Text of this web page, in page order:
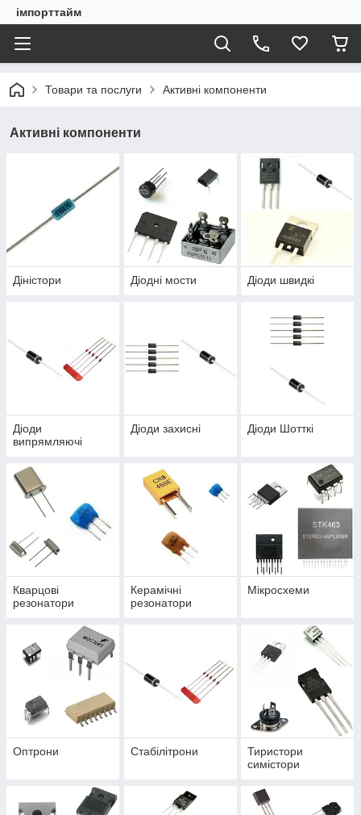
імпорттайм
Товари та послуги Активні компоненти
Активні компоненти
Діністори Діодні мости Діоди швидкі
Діоди
випрямляючі
Діоди захисні Діоди Шотткі
Кварцові
резонатори
Керамічні
резонатори
Мікросхеми
Оптрони Стабілітрони
Тиристори
симістори